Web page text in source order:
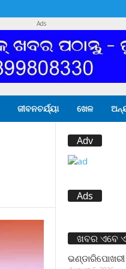
Ads
ଜୀବନଚର୍ଯ୍ୟା ଖେଳ
Adv
Ads
ଖବର ଏବେ
ଭଣ୍ଡାରିପୋଖରୀ